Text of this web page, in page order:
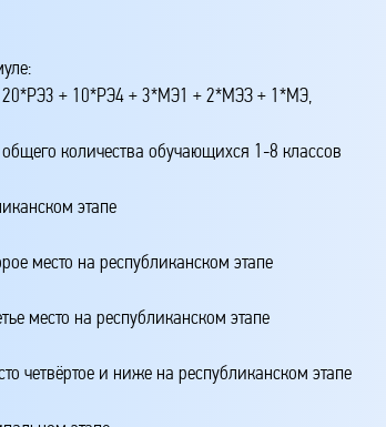
+ 10*РЭ4 + 3*МЭ1 + 2*МЭЗ + 1*МЭ,
количества обучающихся 1-8 классов
этапе
место на республиканском этапе
место на республиканском этапе
четвёртое и ниже на республиканском этапе